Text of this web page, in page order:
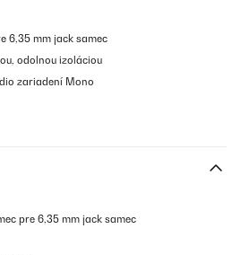
6,35 mm jack samec
odolnou izoláciou
zariadení Mono
pre 6,35 mm jack samec